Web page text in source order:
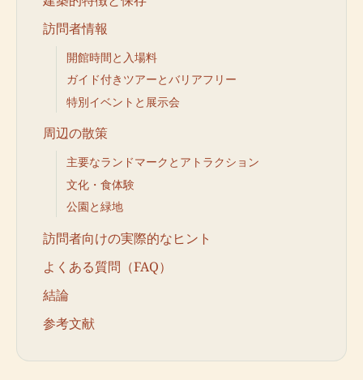
訪問者情報
開館時間と入場料
ガイド付きツアーとバリアフリー
特別イベントと展示会
周辺の散策
主要なランドマークとアトラクション
文化・食体験
公園と緑地
訪問者向けの実際的なヒント
よくある質問（FAQ）
結論
参考文献